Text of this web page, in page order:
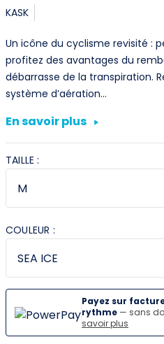
KASK
Un icône du cyclisme revisité :
profitez des avantages du
débarrasse de la transpiration.
système d’aération…
En savoir plus
TAILLE :
COULEUR :
Payez sur
rythme — sans
savoir plus